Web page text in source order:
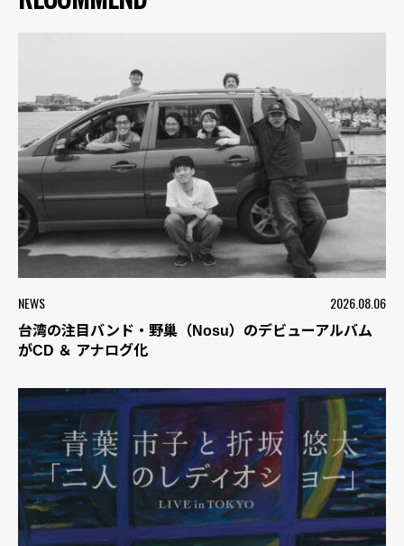
NEWS 2026.08.06
台湾の注目バンド・野巢（Nosu）のデビューアルバム
がCD ＆ アナログ化